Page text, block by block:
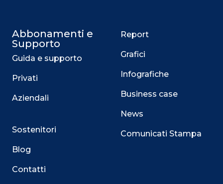
Abbonamenti e
Supporto
Guida e supporto
Privati
Aziendali
Sostenitori
Blog
Contatti
Report
Grafici
Infografiche
Business case
News
Comunicati Stampa